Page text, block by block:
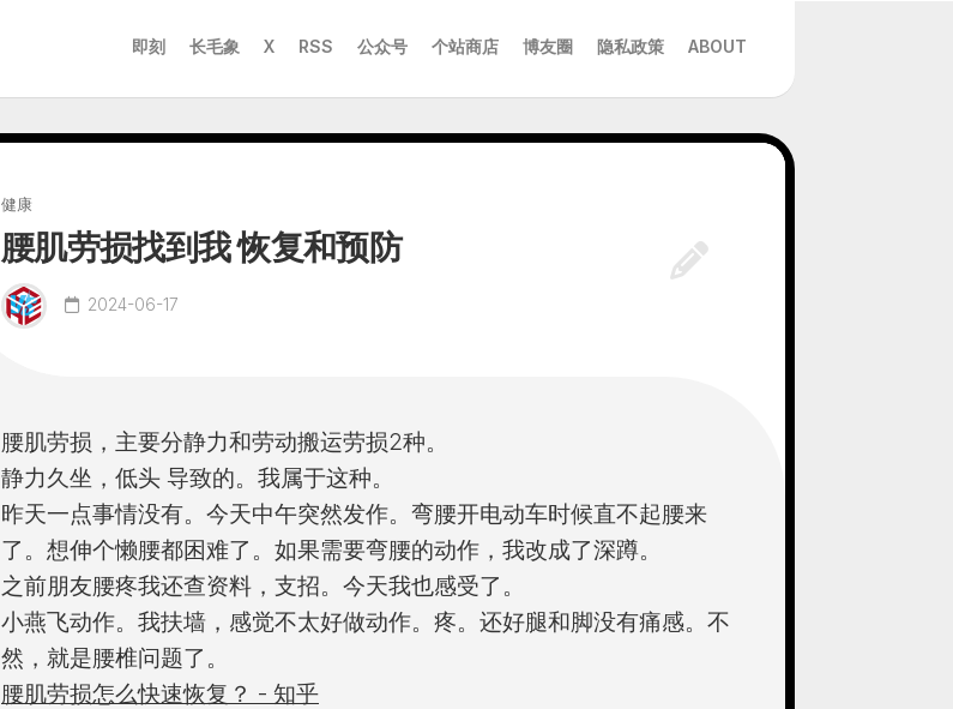
即刻 长毛象 X RSS 公众号 个站商店 博友圈 隐私政策 ABOUT
健康
腰肌劳损找到我 恢复和预防
2024-06-17
腰肌劳损，主要分静力和劳动搬运劳损2种。
静力久坐，低头 导致的。我属于这种。
昨天一点事情没有。今天中午突然发作。弯腰开电动车时候直不起腰来
了。想伸个懒腰都困难了。如果需要弯腰的动作，我改成了深蹲。
之前朋友腰疼我还查资料，支招。今天我也感受了。
小燕飞动作。我扶墙，感觉不太好做动作。疼。还好腿和脚没有痛感。不
然，就是腰椎问题了。
腰肌劳损怎么快速恢复？ - 知乎